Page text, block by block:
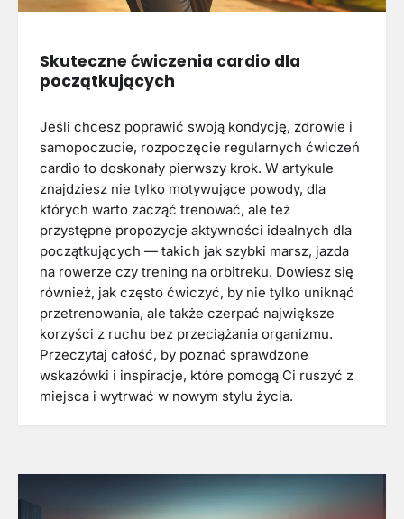
Skuteczne ćwiczenia cardio dla
początkujących
Jeśli chcesz poprawić swoją kondycję, zdrowie i
samopoczucie, rozpoczęcie regularnych ćwiczeń
cardio to doskonały pierwszy krok. W artykule
znajdziesz nie tylko motywujące powody, dla
których warto zacząć trenować, ale też
przystępne propozycje aktywności idealnych dla
początkujących — takich jak szybki marsz, jazda
na rowerze czy trening na orbitreku. Dowiesz się
również, jak często ćwiczyć, by nie tylko uniknąć
przetrenowania, ale także czerpać największe
korzyści z ruchu bez przeciążania organizmu.
Przeczytaj całość, by poznać sprawdzone
wskazówki i inspiracje, które pomogą Ci ruszyć z
miejsca i wytrwać w nowym stylu życia.